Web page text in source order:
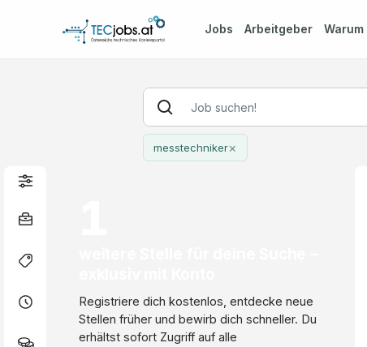
Jobs Arbeitgeber Warum
messtechniker×
Registriere dich kostenlos, entdecke neue
Stellen früher und bewirb dich schneller. Du
erhältst sofort Zugriff auf alle